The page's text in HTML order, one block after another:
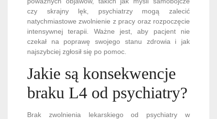
czy skrajny lęk, psychiatrzy mogą zalecić
natychmiastowe zwolnienie z pracy oraz rozpoczęcie
intensywnej terapii. Ważne jest, aby pacjent nie
czekał na poprawę swojego stanu zdrowia i jak
najszybciej zgłosił się po pomoc.
Jakie są konsekwencje
braku L4 od psychiatry?
Brak zwolnienia lekarskiego od psychiatry w